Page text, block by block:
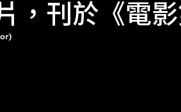
，刊於《電